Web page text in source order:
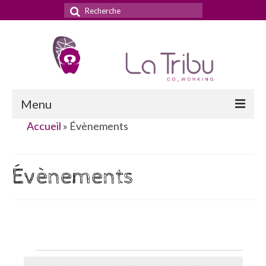
Rechercher
:
Menu
Le concept
Accueil » Évènements
Évènements